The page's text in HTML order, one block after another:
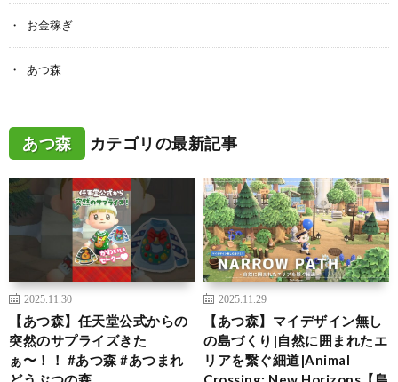
お金稼ぎ
あつ森
あつ森 カテゴリの最新記事
2025.11.30
【あつ森】任天堂公式からの
突然のサプライズきた
ぁ〜！！ #あつ森 #あつまれ
2025.11.29
【あつ森】マイデザイン無し
の島づくり|自然に囲まれたエ
リアを繋ぐ細道|Animal